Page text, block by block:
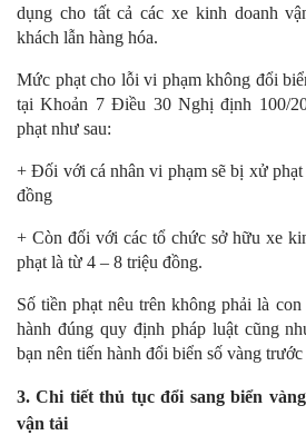
dụng cho tất cả các xe kinh doanh
khách lẫn hàng hóa.
Mức phạt cho lỗi vi phạm không đổi
tại Khoản 7 Điều 30 Nghị định 100/
phạt như sau:
+ Đối với cá nhân vi phạm sẽ bị xử
đồng
+ Còn đối với các tổ chức sở hữu xe
phạt là từ 4 – 8 triệu đồng.
Số tiền phạt nêu trên không phải là
hành đúng quy định pháp luật cũng
bạn nên tiến hành đổi biển số vàng
3. Chi tiết thủ tục đổi sang biển
vận tải